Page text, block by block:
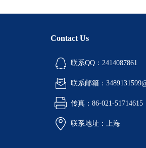
Contact Us
联系QQ：2414087861
联系邮箱：
传真：86-021-51714615
联系地址：上海